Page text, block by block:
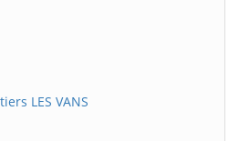
LES VANS